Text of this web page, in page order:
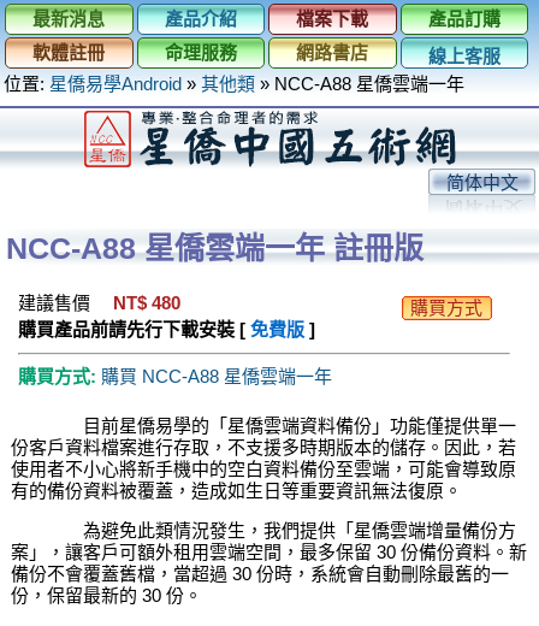
最新消息 產品介紹 檔案下載
產品訂購
軟體註冊
命理服務 網路書店
線上客服
位置: 星僑易學Android » 其他類 » NCC-A88 星僑雲端一年
简体中文
NCC-A88 星僑雲端一年 註冊版
建議售價 NT$ 480
購買方式
購買產品前請先行下載安裝 [ 免費版]
購買方式: 購買 NCC-A88 星僑雲端一年
目前星僑易學的「星僑雲端資料備份」功能僅提供單一
份客戶資料檔案進行存取，不支援多時期版本的儲存。因此，若
使用者不小心將新手機中的空白資料備份至雲端，可能會導致原
有的備份資料被覆蓋，造成如生日等重要資訊無法復原。
為避免此類情況發生，我們提供「星僑雲端增量備份方
案」，讓客戶可額外租用雲端空間，最多保留 30 份備份資料。新
備份不會覆蓋舊檔，當超過 30 份時，系統會自動刪除最舊的一
份，保留最新的 30 份。